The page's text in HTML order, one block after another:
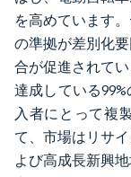
を高めています
の準拠が差別化
合が促進されて
達成している
入者にとって複
て、市場はリサ
よび高成長新興